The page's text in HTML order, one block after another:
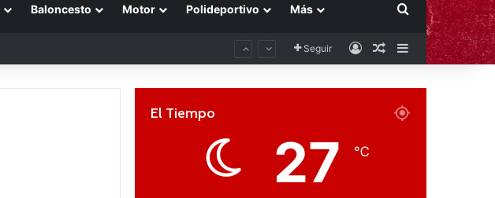
Baloncesto Motor Polideportivo Más Buscar por
Seguir AccesoPublicación al
Barra lateral
El Tiempo
27 ℃